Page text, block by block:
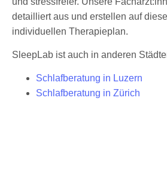
detailliert aus und erstellen auf
individuellen Therapieplan.
SleepLab ist auch in anderen
Schlafberatung in Luzern
Schlafberatung in Zürich